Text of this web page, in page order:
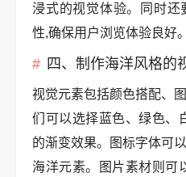
浸式的视觉体验。同时还
性,确保用户浏览体验良好。
四、制作海洋风格的
视觉元素包括颜色搭配、
们可以选择蓝色、绿色、
的渐变效果。图标字体可
海洋元素。图片素材则可